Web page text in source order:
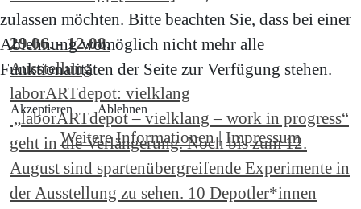
29.06. - 12.08.
Ausstellung
laborARTdepot: vielklang
„laborARTdepot – vielklang – work in progress“
geht in die Verlängerung. Noch bis zum 12.
August sind spartenübergreifende Experimente in
der Ausstellung zu sehen. 10 Depotler*innen
zulassen möchten. Bitte beachten Sie, dass bei einer
Ablehnung womöglich nicht mehr alle
Funktionalitäten der Seite zur Verfügung stehen.
Akzeptieren Ablehnen
Weitere Informationen|Impressum